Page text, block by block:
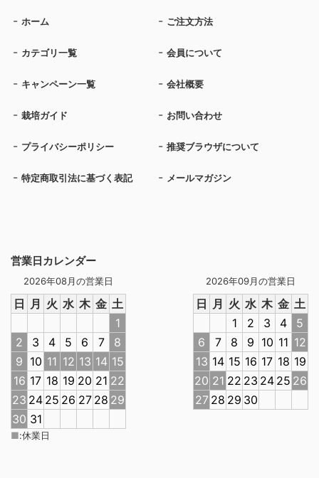
営業日カレンダー
2026年08月の営業日
日 月 火 水 木 金 土
1
2
3 4 5 6 7
8
9 10 11 12 13 14 15
16 17 18 19 20 21 22
23 24 25 26 27 28 29
30 31
2026年09月の営業日
日 月 火 水 木 金 土
1
2 3 4
5
6
7 8 9 10 11 12
13 14 15 16 17 18 19
20 21 22 23 24 25 26
27 28 29 30
■:休業日
ホーム ご注文方法
カテゴリ一覧 会員について
キャンペーン一覧 会社概要
栽培ガイド お問い合わせ
プライバシーポリシー 推奨ブラウザについて
特定商取引法に基づく表記 メールマガジン